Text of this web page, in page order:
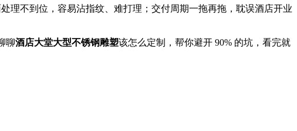
理不到位，容易沾指纹、难打理；交付周期一拖再拖，耽误酒店开业
聊酒店大堂大型不锈钢雕塑该怎么定制，帮你避开 90% 的坑，看完就